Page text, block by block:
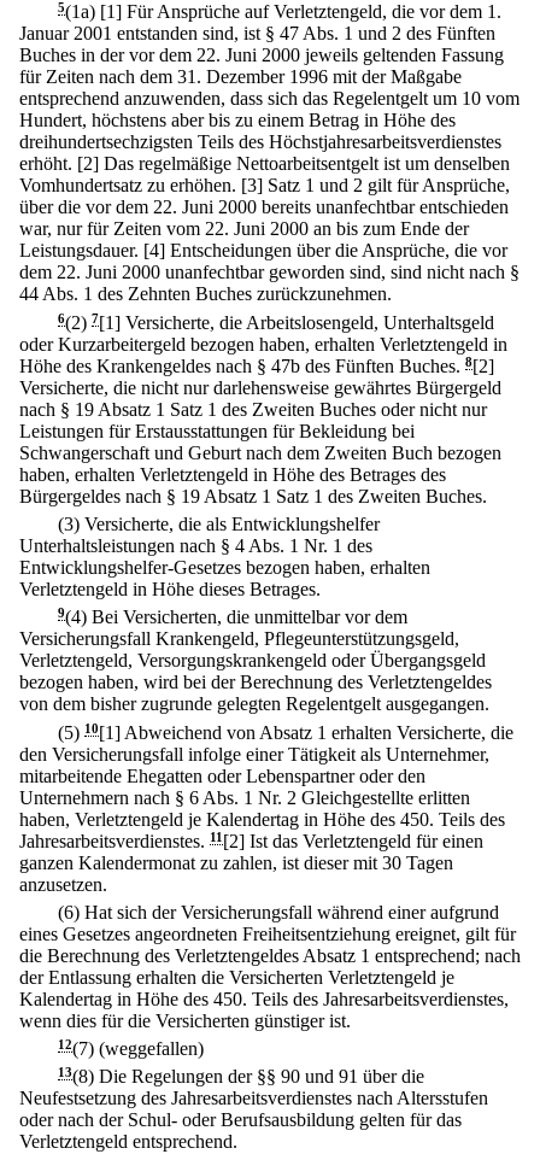
5(1a) [1] Für Ansprüche auf Verletztengeld, die vor dem 1.
Januar 2001 entstanden sind, ist § 47 Abs. 1 und 2 des Fünften
Buches in der vor dem 22. Juni 2000 jeweils geltenden Fassung
für Zeiten nach dem 31. Dezember 1996 mit der Maßgabe
entsprechend anzuwenden, dass sich das Regelentgelt um 10 vom
Hundert, höchstens aber bis zu einem Betrag in Höhe des
dreihundertsechzigsten Teils des Höchstjahresarbeitsverdienstes
erhöht. [2] Das regelmäßige Nettoarbeitsentgelt ist um denselben
Vomhundertsatz zu erhöhen. [3] Satz 1 und 2 gilt für Ansprüche,
über die vor dem 22. Juni 2000 bereits unanfechtbar entschieden
war, nur für Zeiten vom 22. Juni 2000 an bis zum Ende der
Leistungsdauer. [4] Entscheidungen über die Ansprüche, die vor
dem 22. Juni 2000 unanfechtbar geworden sind, sind nicht nach §
44 Abs. 1 des Zehnten Buches zurückzunehmen.
6(2) 7[1] Versicherte, die Arbeitslosengeld, Unterhaltsgeld
oder Kurzarbeitergeld bezogen haben, erhalten Verletztengeld in
Höhe des Krankengeldes nach § 47b des Fünften Buches. 8[2]
Versicherte, die nicht nur darlehensweise gewährtes Bürgergeld
nach § 19 Absatz 1 Satz 1 des Zweiten Buches oder nicht nur
Leistungen für Erstausstattungen für Bekleidung bei
Schwangerschaft und Geburt nach dem Zweiten Buch bezogen
haben, erhalten Verletztengeld in Höhe des Betrages des
Bürgergeldes nach § 19 Absatz 1 Satz 1 des Zweiten Buches.
(3) Versicherte, die als Entwicklungshelfer
Unterhaltsleistungen nach § 4 Abs. 1 Nr. 1 des
Entwicklungshelfer-Gesetzes bezogen haben, erhalten
Verletztengeld in Höhe dieses Betrages.
9(4) Bei Versicherten, die unmittelbar vor dem
Versicherungsfall Krankengeld, Pflegeunterstützungsgeld,
Verletztengeld, Versorgungskrankengeld oder Übergangsgeld
bezogen haben, wird bei der Berechnung des Verletztengeldes
von dem bisher zugrunde gelegten Regelentgelt ausgegangen.
(5) 10[1] Abweichend von Absatz 1 erhalten Versicherte, die
den Versicherungsfall infolge einer Tätigkeit als Unternehmer,
mitarbeitende Ehegatten oder Lebenspartner oder den
Unternehmern nach § 6 Abs. 1 Nr. 2 Gleichgestellte erlitten
haben, Verletztengeld je Kalendertag in Höhe des 450. Teils des
Jahresarbeitsverdienstes. 11 [2] Ist das Verletztengeld für einen
ganzen Kalendermonat zu zahlen, ist dieser mit 30 Tagen
anzusetzen.
(6) Hat sich der Versicherungsfall während einer aufgrund
eines Gesetzes angeordneten Freiheitsentziehung ereignet, gilt für
die Berechnung des Verletztengeldes Absatz 1 entsprechend; nach
der Entlassung erhalten die Versicherten Verletztengeld je
Kalendertag in Höhe des 450. Teils des Jahresarbeitsverdienstes,
wenn dies für die Versicherten günstiger ist.
12(7) (weggefallen)
13(8) Die Regelungen der §§ 90 und 91 über die
Neufestsetzung des Jahresarbeitsverdienstes nach Altersstufen
oder nach der Schul- oder Berufsausbildung gelten für das
Verletztengeld entsprechend.